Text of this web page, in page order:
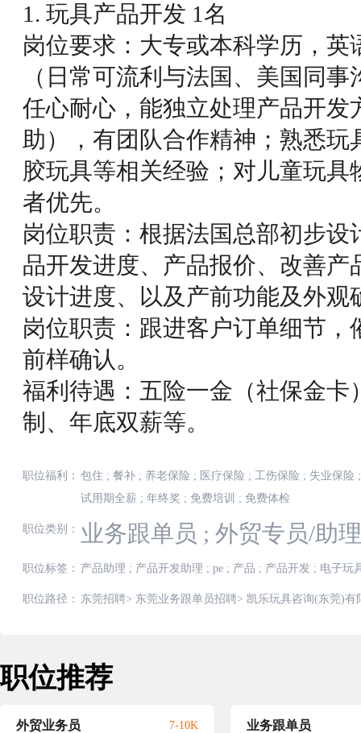
1. 玩具产品开发 1名
岗位要求：大专或本科学历，
（日常可流利与法国、美国同
任心耐心，能独立处理产品开发
助），有团队合作精神；熟悉
胶玩具等相关经验；对儿童玩
者优先。
岗位职责：根据法国总部初步
品开发进度、产品报价、改善
设计进度、以及产前功能及外观
岗位职责：跟进客户订单细节
前样确认。
福利待遇：五险一金（社保金卡
制、年底双薪等。
职位福利： 包住 ; 餐补 ; 养老保险 ; 医疗保险 ; 工伤保险 ; 失业保险 ;
试用期全薪 ; 年终奖 ; 免费培训 ; 免费体检
职位类别： 业务跟单员 ; 外贸专员/助理
职位标签： 产品助理 ; 产品开发助理 ; pe ; 产品 ; 产品开发 ; 电子玩
职位路径： 东莞招聘> 东莞业务跟单员招聘> 凯乐玩具咨询(东莞)有
职位推荐
外贸业务员 7-10K 业务跟单员